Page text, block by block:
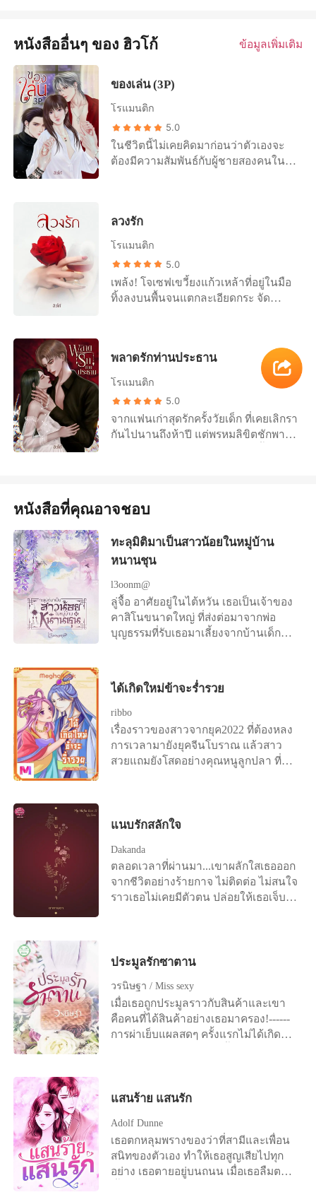
หนังสืออื่นๆ ของ ฮิวโก้ ข้อมูลเพิ่มเติม
ของเล่น (3P)
โรแมนติก
5.0
ในชีวิตนี้ไม่เคยคิดมาก่อนว่าตัวเองจะ
ต้องมีความสัมพันธ์กับผู้ชายสองคนใน
ไดมอนด์วางแก้วเหล้ากระทบกับโต๊ะ
กระเบื้องอย่างแรงเพื่อระบายความรู้สึก
อดีต “กูขอเวลาสองเดือน กูจะปิดจ๊อบ
น้องมันให้ได้” “สองเดือนเลยหรอวะ
ระดับคุณไดมอนด์แค่เดือนเดียวก็พอ
มอนด์หรือเปล่า?” เพื่อนชายในกลุ่มหัน
ไปถามแผ่นดินที่เอาแต่นั่งกอดอกเงียบ
ตั้งแต่มาถึง “เอาดิ! ช่วงนี้กูว่าง ไม่มี
“ใครที่ปิดจ๊อบยัยนั่นได้ก่อนเป็นฝ่ายชนะ
ตกลงไหม?” ไดมอนด์หันไปกอดคอแผ่น
ดินที่นั่งอยู่ข้างๆ ก่อนจะกระตุกยิ้มมุมปาก
“ถ้าไม่ได้ห้าล้านก็ไม่เล่น เสียเวลา!” สิ้น
ประโยคนั้นเขาก็หยัดตัวลุกขึ้น แต่ถูก
ไดมอนด์คว้าแขนเอาไว้เสียก่อน “ได้ดิ!
ไม่มีปัญหา ห้าล้านก็ห้าล้าน”
ลวงรัก
โรแมนติก
5.0
เพล้ง! โจเซฟเขวี้ยงแก้วเหล้าที่อยู่ในมือ
ทิ้งลงบนพื้นจนแตกละเอียดกระ จัด
รินที่เป็นคนจัดฉากนี้ขึ้นมา ที่ผ่านมาเธอ
คงหลอกใช้เขาและเห็นเขาเป็นแค่ทาง
ติดต่อหรือใช้เบอร์แปลกโทรไปหา เธอก็รู้
และไหวตัวทันไม่ยอมรับสายมันยิ่งทำให้
แน่ใจขึ้นไปอีกว่าเรื่องที่ผ่านมาเขากลาย
อริยาบถนับร้อยนับพันรูปที่ติดอยู่บนผนัง
เรียนมัธยมปลาย ซึ่งเธอไม่เคยรู้เรื่องนี้มา
ก่อน “เบบี้ของฉัน อดใจรออีกนิดนะ
ใบหน้าคมคายโน้มลงไปจูบที่รูปถ่ายของ
ดารินด้วยความหลงไหลและโกรธแค้น
ไปพร้อมๆ กัน “ฉันแทบจะอดทนรอให้ถึง
วันนั้นไม่ไหวแล้วสิ”
พลาดรักท่านประธาน
โรแมนติก
5.0
จากแฟนเก่าสุดรักครั้งวัยเด็ก ที่เคยเลิกรา
กันไปนานถึงห้าปี แต่พรหมลิขิตชักพาให้
คอถอยหนีด้วยความกลัว เมื่อก่อนเคย
เดิมไม่มีเปลี่ยน “แล้วทำไมฉันต้องทำ
แบบนั้น!?” “....” หญิงสาวน้ำตาคลอเมื่อ
ไปง่ายๆ “เมียเก่าของฉันดูน่าสงสารจัง
เลยนะ” “เลิกแกล้งฉันสักทีได้ไหม จะ
ทำร้ายความรู้สึกฉันไปถึงเมื่อไหร่กัน?”
“พอโดนฉันเอาคืนแค่นี้ ถึงกลับทนไม่ได้
แทนกันไม่ได้หรอก เพราะฉันเจ็บปวด
แพ้นายนั่นแหละ” “ถ้าเจ็บปวดแล้วทำไม
ไม่กลับมา ทำไมต้องทิ้งฉันไปแบบนั้น!”
“....”
หนังสือที่คุณอาจชอบ
ทะลุมิติมาเป็นสาวน้อยในหมู่บ้าน
หนานชุน
l3oonm@
ลู่จื้อ อาศัยอยู่ในไต้หวัน เธอเป็นเจ้าของ
คาสิโนขนาดใหญ่ ที่ส่งต่อมาจากพ่อ
บุญธรรมที่รับเธอมาเลี้ยงจากบ้านเด็ก
ตามฆ่าเธอ
ได้เกิดใหม่ข้าจะร่ำรวย
ribbo
เรื่องราวของสาวจากยุค2022 ที่ต้องหลง
การเวลามายังยุคจีนโบราณ แล้วสาว
สวยแถมยังโสดอย่างคุณหนูลูกปลา ที่
จนที่ถูกมอบให้ได้รึไม่?
แนบรักสลักใจ
Dakanda
ตลอดเวลาที่ผ่านมา...เขาผลักใสเธอออก
จากชีวิตอย่างร้ายกาจ ไม่ติดต่อ ไม่สนใจ
ราวเธอไม่เคยมีตัวตน ปล่อยให้เธอเจ็บ
ส่วนตัว’ ********* “คุณเคยรู้ตัวเองไหม
หน้าไม่อายที่สุดในโลก” คมคายเลิกคิ้ว
ตาเปล่งประกายพลางอมยิ้มยั่วเย้า เธอ
มองค้อนแล้วสะบัดหน้าหนีไปทางอื่น
เขาจึงไล้ปลายจมูกบนแก้มนุ่มเล่น “อีก
กานต์หันกลับมามอง “ฉันเป็นคนหวง
ทำให้ฉันต้องรู้สึกแบบนั้น” ปากได้รูปก็
เคลื่อนเข้าประกบจูบปากอิ่ม บดเบียด
ละเลียดลิ้มความหวานหอมที่ใจโหยหิว
ไม่สร่าง
ประมูลรักซาตาน
วรนิษฐา / Miss sexy
เมื่อเธอถูกประมูลราวกับสินค้าและเขา
คือคนที่ได้สินค้าอย่างเธอมาครอง!------
การผ่าเย็บแผลสดๆ ครั้งแรกไม่ได้เกิดขึ้น
ความรู้ที่ได้เรียนมาเย็บปิดบาดแผลรวม
นิรนามที่มีคนขอให้เธอมาช่วยเขา แต่
ชายหนุ่มก็หายตัวไปอย่างไร้ร่องรอย เขา
ทิ้งไว้เพียงจี้เพชรรูปหยดน้ำไว้ต่างหน้า
รวมถึงกระดาษลายมือไก่เขี่ยว่า
แสนร้าย แสนรัก
Adolf Dunne
เธอตกหลุมพรางของว่าที่สามีและเพื่อน
สนิทของตัวเอง ทำให้เธอสูญเสียไปทุก
อย่าง เธอตายอยู่บนถนน เมื่อเธอลืมตา